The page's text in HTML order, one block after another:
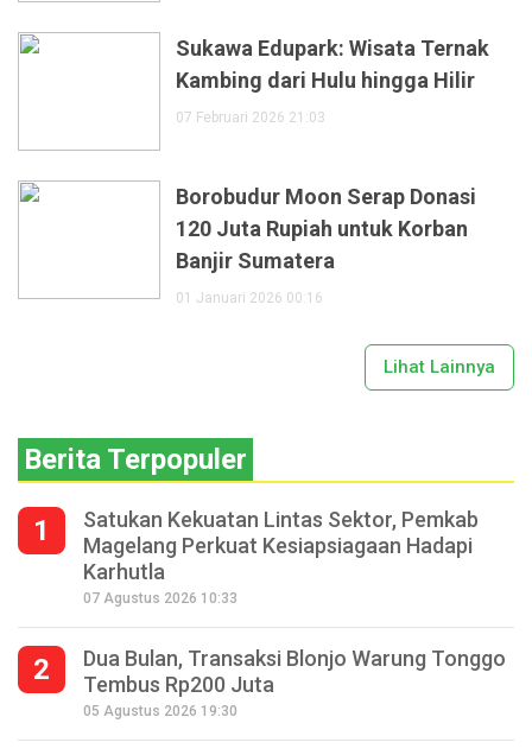
Sukawa Edupark: Wisata Ternak
Kambing dari Hulu hingga Hilir
07 Februari 2026 21:03
Borobudur Moon Serap Donasi
120 Juta Rupiah untuk Korban
Banjir Sumatera
01 Januari 2026 00:16
Lihat Lainnya
Berita Terpopuler
1
Satukan Kekuatan Lintas Sektor, Pemkab
Magelang Perkuat Kesiapsiagaan Hadapi
Karhutla
07 Agustus 2026 10:33
2
Dua Bulan, Transaksi Blonjo Warung Tonggo
Tembus Rp200 Juta
05 Agustus 2026 19:30